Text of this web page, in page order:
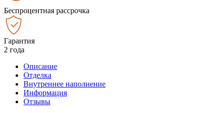
Беспроцентная рассрочка
Гарантия
2 года
Описание
Отделка
Внутреннее наполнение
Информация
Отзывы